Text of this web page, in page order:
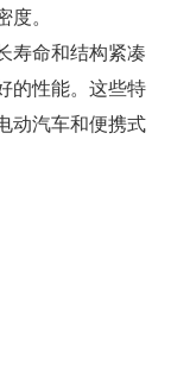
。
寿命和结构紧凑
的性能。这些特
动汽车和便携式